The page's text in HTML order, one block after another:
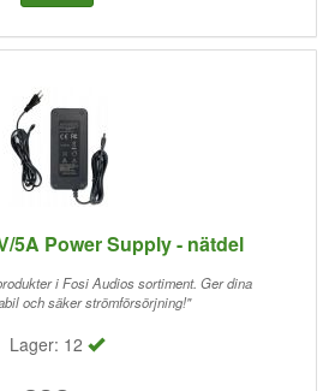
5A Power Supply - nätdel
i Fosi Audios sortiment. Ger dina
och säker strömförsörjning!"
Lager: 12